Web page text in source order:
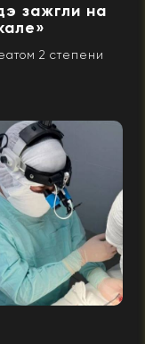
зажгли на
2 степени